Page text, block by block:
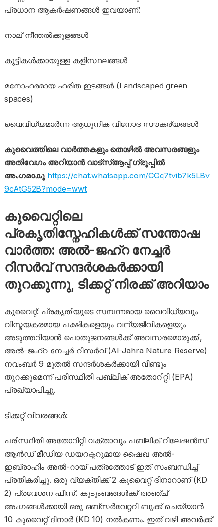
പ്രധാന ആകർഷണങ്ങൾ ഇവയാണ്:
നാല് നീന്തൽക്കുളങ്ങൾ
കുട്ടികൾക്കായുള്ള കളിസ്ഥലങ്ങൾ
മനോഹരമായ ഹരിത ഇടങ്ങൾ (Landscaped green
spaces)
വൈവിധ്യമാർന്ന ആധുനിക വിനോദ സൗകര്യങ്ങൾ
കുവൈത്തിലെ വാർത്തകളും തൊഴിൽ അവസരങ്ങളും
അതിവേഗം അറിയാൻ വാട്സ്ആപ്പ് ഗ്രൂപ്പിൽ
അംഗമാകൂhttps://chat.whatsapp.com/CGq7tvib7k5LBv
9cAtG52B?mode=wwt
കുവൈറ്റിലെ
പ്രകൃതിസ്നേഹികൾക്ക് സന്തോഷ
വാർത്ത: അൽ-ജഹ്‌റ നേച്ചർ
റിസർവ് സന്ദർശകർക്കായി
തുറക്കുന്നു, ടിക്കറ്റ് നിരക്ക് അറിയാം
കുവൈറ്റ്: പ്രകൃതിയുടെ സമ്പന്നമായ വൈവിധ്യവും
വിസ്മയകരമായ പക്ഷികളെയും വന്യജീവികളെയും
അടുത്തറിയാൻ പൊതുജനങ്ങൾക്ക് അവസരമൊരുക്കി,
അൽ-ജഹ്‌റ നേച്ചർ റിസർവ് (Al-Jahra Nature Reserve)
നവംബർ 9 മുതൽ സന്ദർശകർക്കായി വീണ്ടും
തുറക്കുമെന്ന് പരിസ്ഥിതി പബ്ലിക് അതോറിറ്റി (EPA)
പ്രഖ്യാപിച്ചു.
ടിക്കറ്റ് വിവരങ്ങൾ:
പരിസ്ഥിതി അതോറിറ്റി വക്താവും പബ്ലിക് റിലേഷൻസ്
ആൻഡ് മീഡിയ ഡയറക്ടറുമായ ഷൈഖ അൽ-
ഇബ്രാഹിം അൽ-റായ് പത്രത്തോട് ഇത് സംബന്ധിച്ച്
പ്രതികരിച്ചു. ഒരു വ്യക്തിക്ക് 2 കുവൈറ്റ് ദിനാറാണ് (KD
2) പ്രവേശന ഫീസ്. കുടുംബങ്ങൾക്ക് അഞ്ച്
അംഗങ്ങൾക്കായി ഒരു ഒബ്‌സർവേറ്ററി ബുക്ക് ചെയ്യാൻ
10 കുവൈറ്റ് ദിനാർ (KD 10) നൽകണം. ഇത് വഴി അവർക്ക്